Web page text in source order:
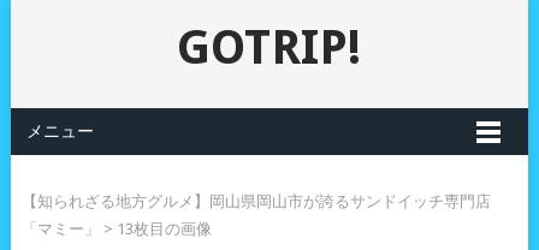
GOTRIP!
メニュー
【知られざる地方グルメ】岡山県岡山市が誇るサンドイッチ専門店
「マミー」
> 13枚目の画像